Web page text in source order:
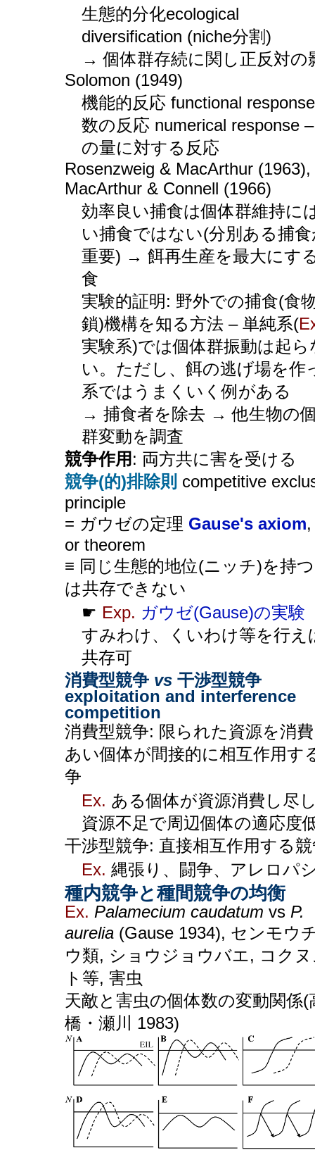
生態的分化ecological
diversification (niche分割)
→ 個体群存続に関し正反対の
Solomon (1949)
機能的反応 functional response
数の反応 numerical response
の量に対する反応
Rosenzweig & MacArthur (1963),
MacArthur & Connell (1966)
効率良い捕食は個体群維持に
い捕食ではない(分別ある捕
重要) → 餌再生産を最大にす
食
実験的証明: 野外での捕食(食
鎖)機構を知る方法 – 単純系(
実験系)では個体群振動は起ら
い。ただし、餌の逃げ場を作
系ではうまくいく例がある
→ 捕食者を除去 → 他生物の
群変動を調査
競争作用 : 両方共に害を受ける
競争(的)排除則 competitive
principle
= ガウゼの定理 Gause's axiom
or theorem
≡ 同じ生態的地位(ニッチ)を持
は共存できない
☛ Exp. ガウゼ(Gause)の実験
すみわけ、くいわけ等を行え
共存可
消費型競争 vs 干渉型競争
exploitation and interference
competition
消費型競争: 限られた資源を消
あい個体が間接的に相互作用す
争
Ex. ある個体が資源消費し尽
資源不足で周辺個体の適応度
干渉型競争: 直接相互作用する
Ex. 縄張り、闘争、アレロパ
種内競争と種間競争の均衡
Ex. Palamecium caudatum vs P.
aurelia (Gause 1934), センモウ
ウ類, ショウジョウバエ, コク
ト等, 害虫
天敵と害虫の個体数の変動関係(
橋・瀬川 1983)